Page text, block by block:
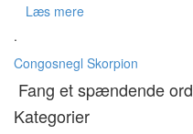
Læs mere
.
Congosnegl Skorpion
Fang et spændende ord
Kategorier